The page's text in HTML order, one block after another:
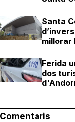
Santa
millorar
Ferida
dos
Comentaris